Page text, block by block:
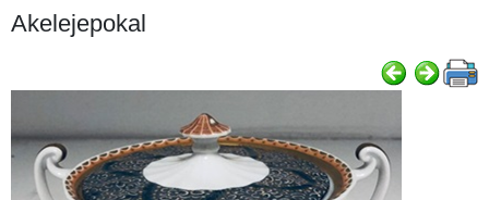
Akelejepokal